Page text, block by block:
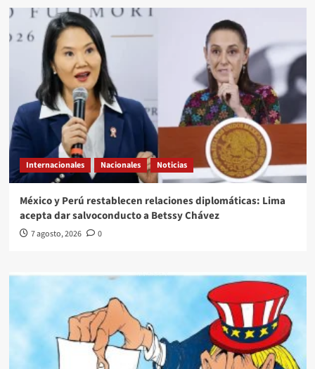
Internacionales Nacionales Noticias
México y Perú restablecen relaciones diplomáticas: Lima
acepta dar salvoconducto a Betssy Chávez
7 agosto, 2026 0